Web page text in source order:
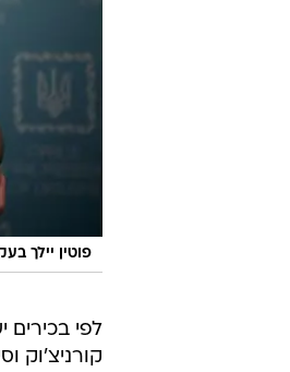
פוטין יילך
לפי בכירים
קורניצ'וק